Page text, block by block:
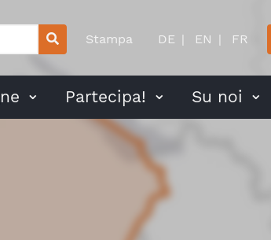
Partecipa! Su noi
Stampa DE EN FR